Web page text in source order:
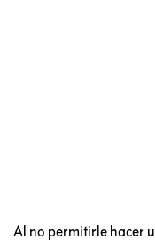
Al no permitirle hacer